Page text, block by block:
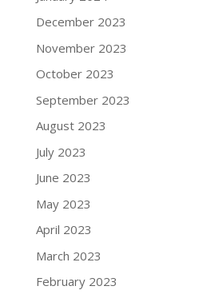
December 2023
November 2023
October 2023
September 2023
August 2023
July 2023
June 2023
May 2023
April 2023
March 2023
February 2023